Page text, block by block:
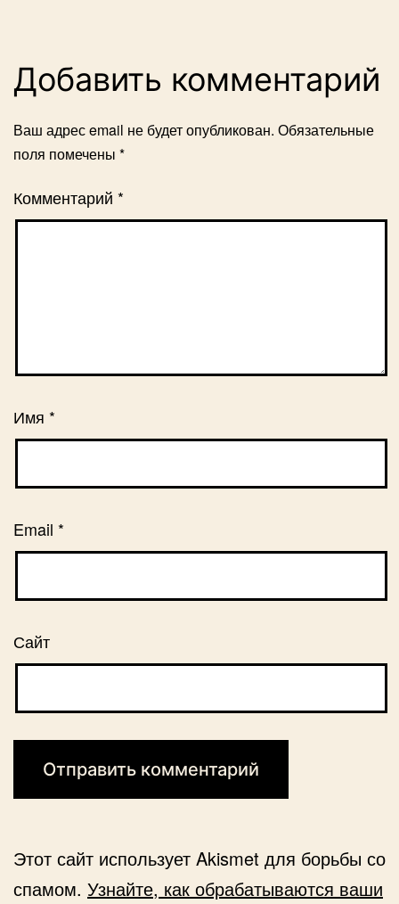
Добавить комментарий
Ваш адрес email не будет опубликован. Обязательные
поля помечены *
Комментарий *
Имя *
Email *
Сайт
Этот сайт использует Akismet для борьбы со
спамом. Узнайте, как обрабатываются ваши